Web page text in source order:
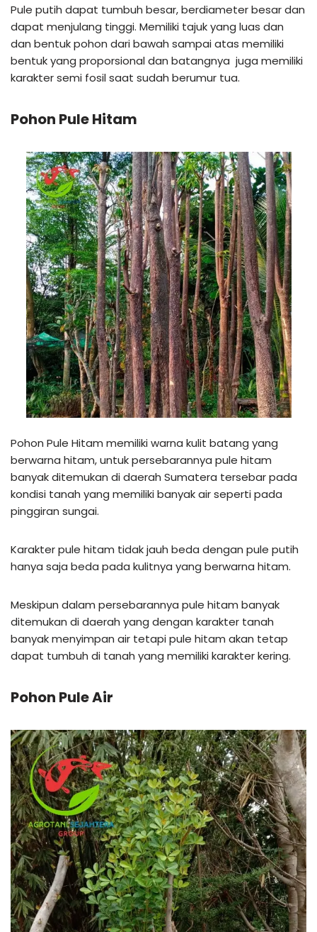
Pule putih dapat tumbuh besar, berdiameter besar dan
dapat menjulang tinggi. Memiliki tajuk yang luas dan
dan bentuk pohon dari bawah sampai atas memiliki
bentuk yang proporsional dan batangnya juga memiliki
karakter semi fosil saat sudah berumur tua.
Pohon Pule Hitam
Pohon Pule Hitam memiliki warna kulit batang yang
berwarna hitam, untuk persebarannya pule hitam
banyak ditemukan di daerah Sumatera tersebar pada
kondisi tanah yang memiliki banyak air seperti pada
pinggiran sungai.
Karakter pule hitam tidak jauh beda dengan pule putih
hanya saja beda pada kulitnya yang berwarna hitam.
Meskipun dalam persebarannya pule hitam banyak
ditemukan di daerah yang dengan karakter tanah
banyak menyimpan air tetapi pule hitam akan tetap
dapat tumbuh di tanah yang memiliki karakter kering.
Pohon Pule Air